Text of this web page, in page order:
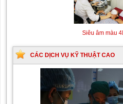
Máy chụp cộng hưởng từ
MRI
Siêu âm màu
CÁC DỊCH VỤ KỸ THUẬT CAO